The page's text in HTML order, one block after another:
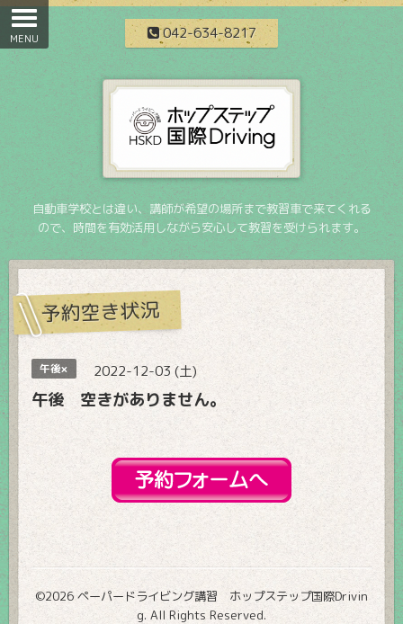
042-634-8217
自動車学校とは違い、講師が希望の場所まで教習車で来てくれる
ので、時間を有効活用しながら安心して教習を受けられます。
予約空き状況
午後× 2022-12-03 (土)
午後 空きがありません。
©2026 ペーパードライビング講習 ホップステップ国際Drivin
g. All Rights Reserved.